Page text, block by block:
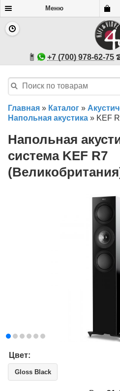
Меню
+7 (700) 978-62-75
Главная » Каталог »
Напольная акустика » KEF
Напольная
система KEF R7
Цвет:
Gloss Black